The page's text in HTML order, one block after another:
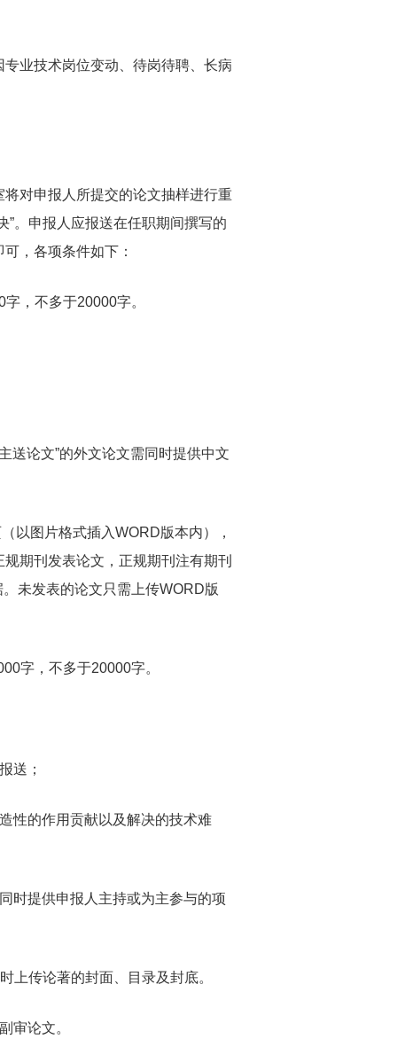
业技术岗位变动、待岗待聘、长病
对申报人所提交的论文抽样进行重
。申报人应报送在任职期间撰写的
，各项条件如下：
，不多于20000字。
论文”的外文论文需同时提供中文
图片格式插入WORD版本内），
期刊发表论文，正规期刊注有期刊
未发表的论文只需上传WORD版
字，不多于20000字。
送；
的作用贡献以及解决的技术难
提供申报人主持或为主参与的项
传论著的封面、目录及封底。
审论文。